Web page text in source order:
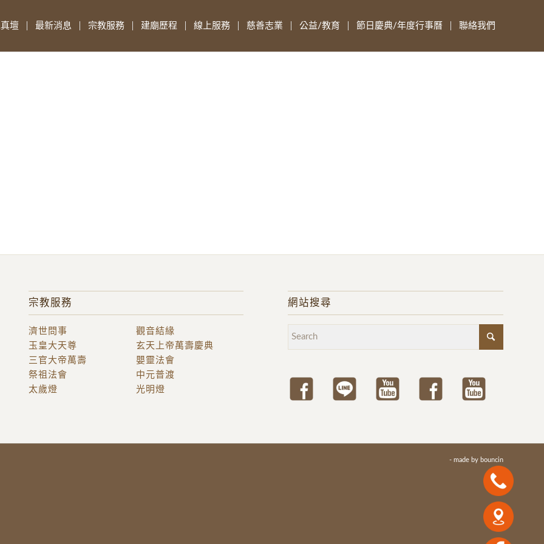
壇 最新消息 宗教服務 建廟歷程 線上服務 慈善志業 公益/教育 節日慶典/年度行事曆 聯絡我們
宗教服務
濟世問事
觀音結緣
玉皇大天尊
三官大帝萬壽
玄天上帝萬壽慶典
嬰靈法會
祭祖法會
中元普渡
太歲燈
光明燈
網站搜尋
- made by bouncin